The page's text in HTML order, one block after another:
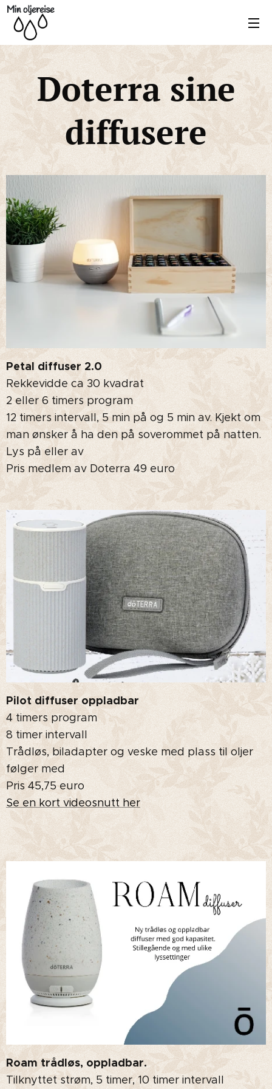
Doterra sine
diffusere
Petal diffuser 2.0
Rekkevidde ca 30 kvadrat
2 eller 6 timers program
12 timers intervall, 5 min på og 5 min av. Kjekt om
man ønsker å ha den på soverommet på natten.
Lys på eller av
Pris medlem av Doterra 49 euro
Pilot diffuser oppladbar
4 timers program
8 timer intervall
Trådløs, biladapter og veske med plass til oljer
følger med
Pris 45,75 euro
Se en kort videosnutt her
Roam trådløs, oppladbar.
Tilknyttet strøm, 5 timer, 10 timer intervall